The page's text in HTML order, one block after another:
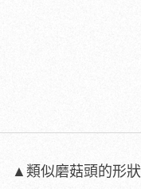
▲類似磨菇頭的形